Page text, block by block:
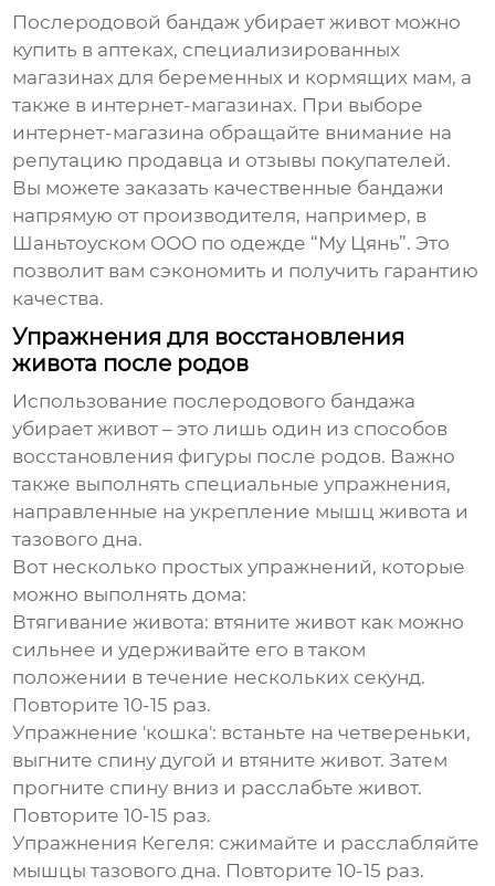
Послеродовой бандаж убирает живот можно
купить в аптеках, специализированных
магазинах для беременных и кормящих мам, а
также в интернет-магазинах. При выборе
интернет-магазина обращайте внимание на
репутацию продавца и отзывы покупателей.
Вы можете заказать качественные бандажи
напрямую от производителя, например, в
Шаньтоуском ООО по одежде “Му Цянь”. Это
позволит вам сэкономить и получить гарантию
качества.
Упражнения для восстановления
живота после родов
Использование послеродового бандажа
убирает живот – это лишь один из способов
восстановления фигуры после родов. Важно
также выполнять специальные упражнения,
направленные на укрепление мышц живота и
тазового дна.
Вот несколько простых упражнений, которые
можно выполнять дома:
Втягивание живота: втяните живот как можно
сильнее и удерживайте его в таком
положении в течение нескольких секунд.
Повторите 10-15 раз.
Упражнение 'кошка': встаньте на четвереньки,
выгните спину дугой и втяните живот. Затем
прогните спину вниз и расслабьте живот.
Повторите 10-15 раз.
Упражнения Кегеля: сжимайте и расслабляйте
мышцы тазового дна. Повторите 10-15 раз.